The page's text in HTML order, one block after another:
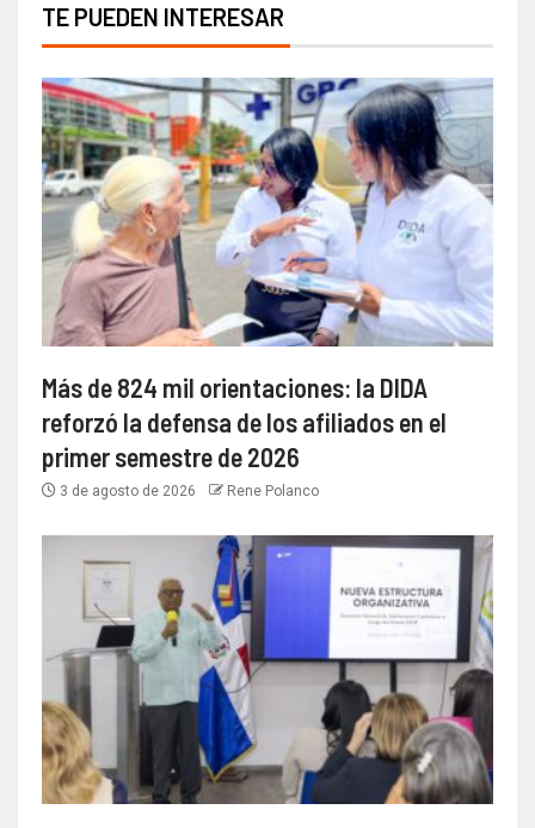
TE PUEDEN INTERESAR
Más de 824 mil orientaciones: la DIDA
reforzó la defensa de los afiliados en el
primer semestre de 2026
3 de agosto de 2026 Rene Polanco